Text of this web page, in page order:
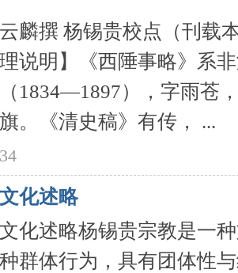
麟撰 杨锡贵校点（刊载
说明】《西陲事略》系
1834—1897），字雨苍
。《清史稿》有传， ...
化述略
化述略杨锡贵宗教是一
群体行为，具有团体性